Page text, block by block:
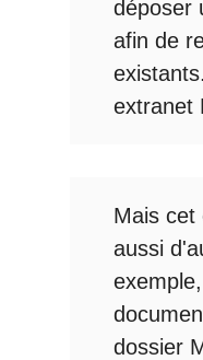
déposer
afin de
extranet
Mais cet
aussi
dossier